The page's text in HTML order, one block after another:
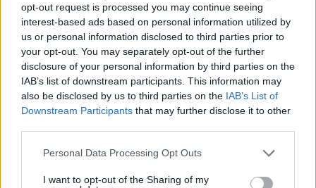
opt-out request is processed you may continue seeing
interest-based ads based on personal information utilized by
us or personal information disclosed to third parties prior to
your opt-out. You may separately opt-out of the further
disclosure of your personal information by third parties on the
IAB’s list of downstream participants. This information may
also be disclosed by us to third parties on the IAB’s List of
Downstream Participants that may further disclose it to other
Please note that this website/app uses one or more Google
not limited to your visit or usage behaviour. You may click to
Personal Data Processing Opt Outs
I want to opt-out of the Sharing of my